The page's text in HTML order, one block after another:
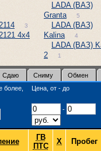
3
4x4
LADA (ВАЗ)
Granta
5
LADA (ВАЗ)
Kalina
4
LADA (ВАЗ)
2
1
Сдаю Сниму
Обмен
более,
Цена, от - до
-
ГВ
ПТС
Х Пробег